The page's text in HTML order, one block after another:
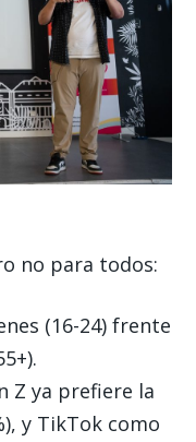
no para todos:
(16-24) frente
Z ya prefiere la
y TikTok como